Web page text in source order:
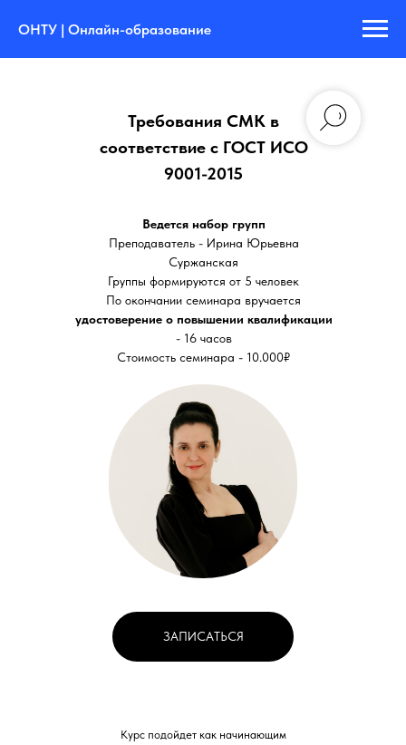
ОНТУ | Онлайн-образование
Требования СМК в
соответствие с ГОСТ ИСО
9001-2015
Ведется набор групп
Преподаватель - Ирина Юрьевна
Суржанская
Группы формируются от 5 человек
По окончании семинара вручается
удостоверение о повышении квалификации
- 16 часов
Стоимость семинара - 10.000₽
Курс подойдет как начинающим
ЗАПИСАТЬСЯ